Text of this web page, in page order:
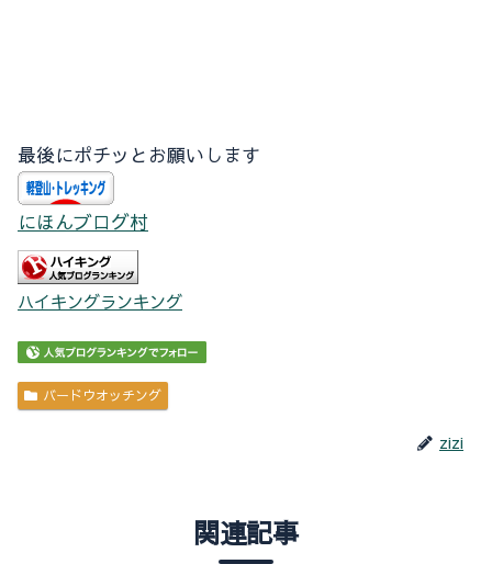
最後にポチッとお願いします
にほんブログ村
ハイキングランキング
バードウオッチング
zizi
関連記事